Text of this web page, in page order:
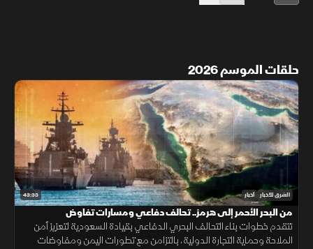
حلقات الموسم 2026
43:33 الشرق للأخبار أخبار
من البحر الأحمر إلى هرمز.. تحالف دفاعي ومسارات تفاوض
تتقدم خطوات بناء التحالف البحري الدفاعي بقيادة السعودية لتعزيز أمن
الملاحة وحماية التجارة الدولية، بالتزامن مع تطورات اليمن ومفاوضات